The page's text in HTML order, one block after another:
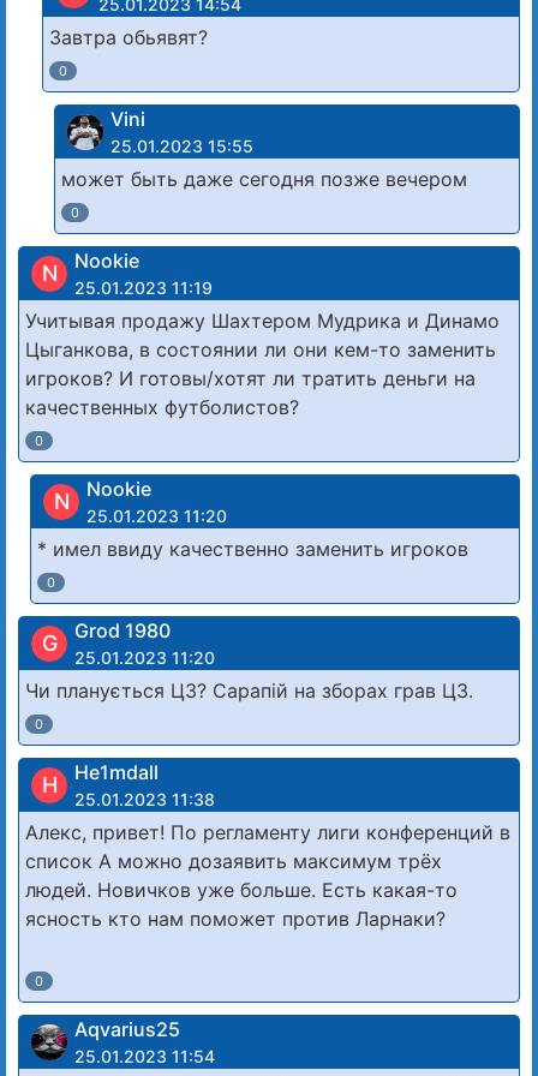
25.01.2023 14:54
Завтра обьявят?
0
Vini
25.01.2023 15:55
может быть даже сегодня позже вечером
0
N Nookie
25.01.2023 11:19
Учитывая продажу Шахтером Мудрика и Динамо
Цыганкова, в состоянии ли они кем-то заменить
игроков? И готовы/хотят ли тратить деньги на
качественных футболистов?
0
N Nookie
25.01.2023 11:20
* имел ввиду качественно заменить игроков
0
G Grod 1980
25.01.2023 11:20
Чи планується ЦЗ? Сарапій на зборах грав ЦЗ.
0
H He1mdall
25.01.2023 11:38
Алекс, привет! По регламенту лиги конференций в
список А можно дозаявить максимум трёх
людей. Новичков уже больше. Есть какая-то
ясность кто нам поможет против Ларнаки?
0
Aqvarius25
25.01.2023 11:54